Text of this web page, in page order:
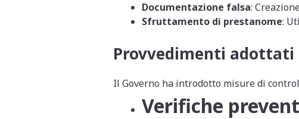
Documentazione falsa:
Sfruttamento di prestanome:
Provvedimenti adottati
Il Governo ha introdotto misure di
Verifiche